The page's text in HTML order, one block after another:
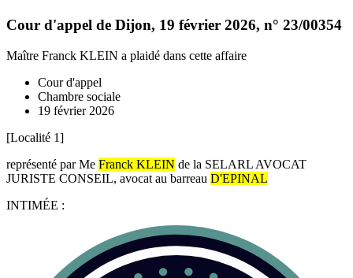
Cour d'appel de Dijon, 19 février 2026, n° 23/00354
Maître Franck KLEIN a plaidé dans cette affaire
Cour d'appel
Chambre sociale
19 février 2026
[Localité 1]
représenté par Me Franck KLEIN de la SELARL AVOCAT
JURISTE CONSEIL, avocat au barreau D'EPINAL
INTIMÉE :